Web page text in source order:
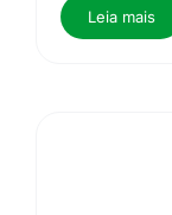
Leia mais